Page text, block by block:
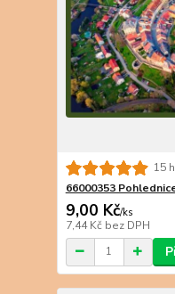
15
66000353
9,00 Kč/ks
7,44 Kč bez DPH